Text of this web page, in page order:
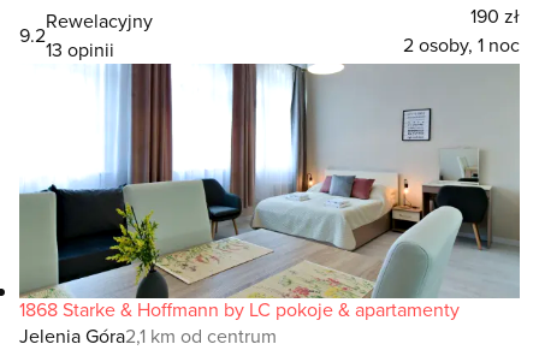
9.2
Rewelacyjny
13 opinii
190 zł
2 osoby, 1 noc
1868 Starke & Hoffmann by LC pokoje & apartamenty
Jelenia Góra2,1 km od centrum